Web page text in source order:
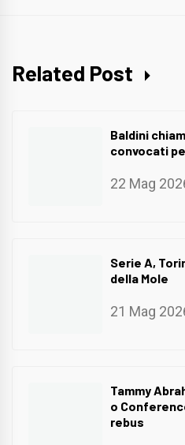
Related Post
Baldini
convocati
22 Mag
Serie A,
della Mole
21 Mag
Tammy
o
rebus